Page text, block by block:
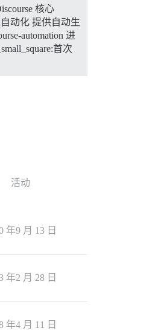
核心
动化 提供自动生
automation 进
首次
活动
年9 月 13 日
年2 月 28 日
年4 月 11 日